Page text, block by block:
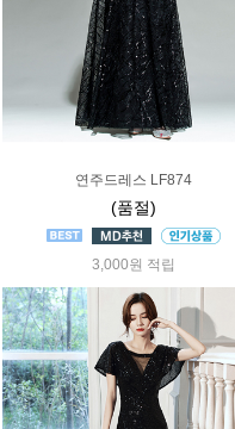
연주드레스 LF874
(품절)
3,000원 적립